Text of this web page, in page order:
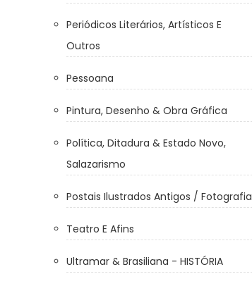
Periódicos Literários, Artísticos E
Outros
Pessoana
Pintura, Desenho & Obra Gráfica
Política, Ditadura & Estado Novo,
Salazarismo
Postais Ilustrados Antigos / Fotografia
Teatro E Afins
Ultramar & Brasiliana - HISTÓRIA